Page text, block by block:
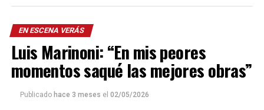
EN ESCENA VERÁS
Luis Marinoni: “En mis peores
momentos saqué las mejores obras”
Publicado hace 3 meses el 02/05/2026